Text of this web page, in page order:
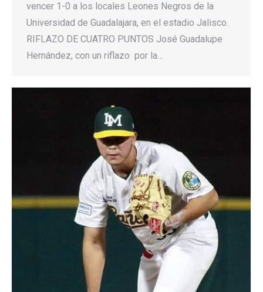
vencer 1-0 a los locales Leones Negros de la
Universidad de Guadalajara, en el estadio Jalisco.
RIFLAZO DE CUATRO PUNTOS José Guadalupe
Hernández, con un riflazo por la…